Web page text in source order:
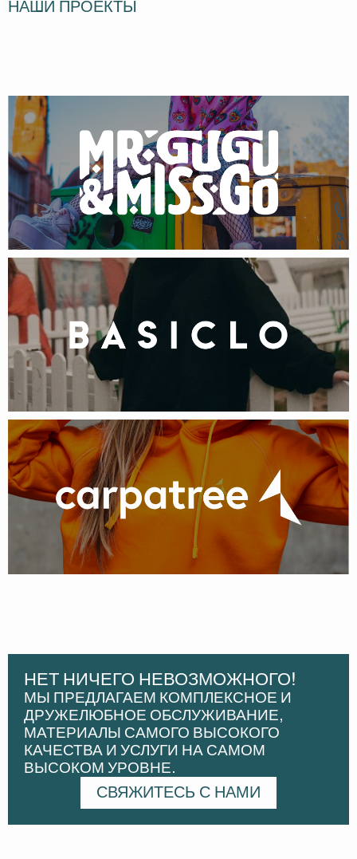
НАШИ ПРОЕКТЫ
НЕТ НИЧЕГО НЕВОЗМОЖНОГО!
МЫ ПРЕДЛАГАЕМ КОМПЛЕКСНОЕ И
ДРУЖЕЛЮБНОЕ ОБСЛУЖИВАНИЕ,
МАТЕРИАЛЫ САМОГО ВЫСОКОГО
КАЧЕСТВА И УСЛУГИ НА САМОМ
ВЫСОКОМ УРОВНЕ.
СВЯЖИТЕСЬ С НАМИ